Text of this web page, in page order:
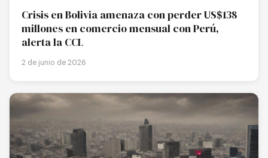
Crisis en Bolivia amenaza con perder US$138
millones en comercio mensual con Perú,
alerta la CCL
2 de junio de 2026